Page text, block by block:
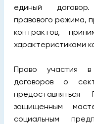
единый
правового режима,
контрактов,
характеристиками
Право участия в
договоров о
предоставляться
защищенным
социальным